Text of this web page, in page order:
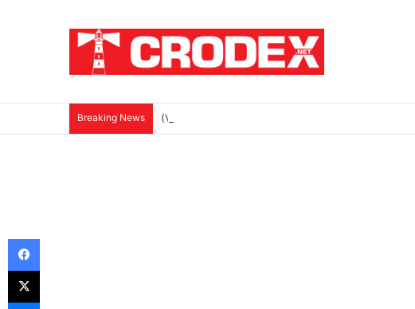
Breaking News (VIDEO)Srbi su ga mučili i ubili na najokrutniji
Facebook
X
Messenger